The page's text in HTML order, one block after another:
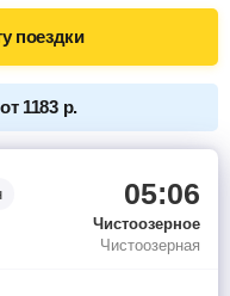
поездки
1183 р.
05:06
Чистоозерное
Чистоозерная